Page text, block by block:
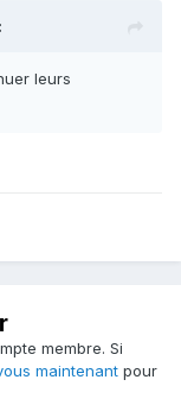
leurs
membre. Si
maintenant pour